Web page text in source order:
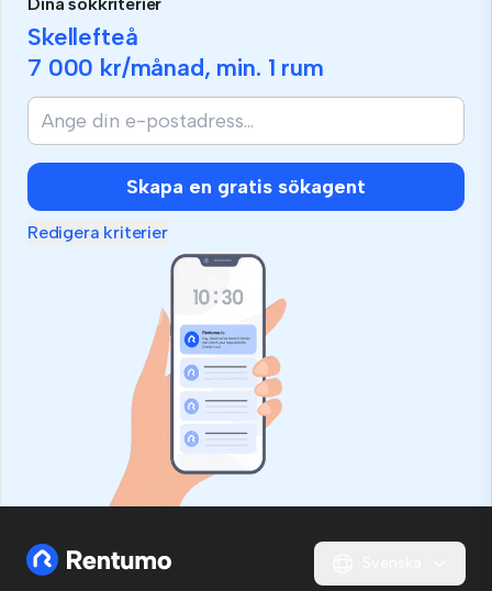
Skellefteå
7 000 kr/månad, min. 1 rum
Skapa en gratis sökagent
Redigera kriterier